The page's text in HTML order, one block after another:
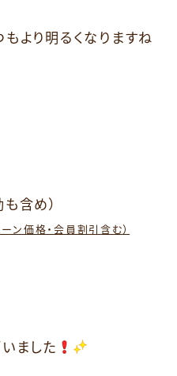
より明るくなりますね
含め）
ーン価格・会員割引含む）
ました